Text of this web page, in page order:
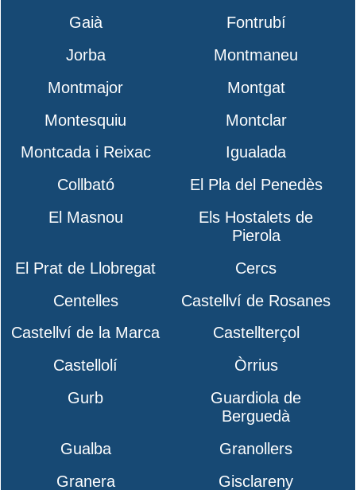
Gaià
Fontrubí
Jorba
Montmaneu
Montmajor
Montgat
Montesquiu
Montclar
Montcada i Reixac
Igualada
Collbató
El Pla del Penedès
El Masnou
Els Hostalets de
Pierola
El Prat de Llobregat
Cercs
Centelles
Castellví de Rosanes
Castellví de la Marca
Castellterçol
Castellolí
Òrrius
Gurb
Guardiola de
Berguedà
Gualba
Granollers
Granera
Gisclareny